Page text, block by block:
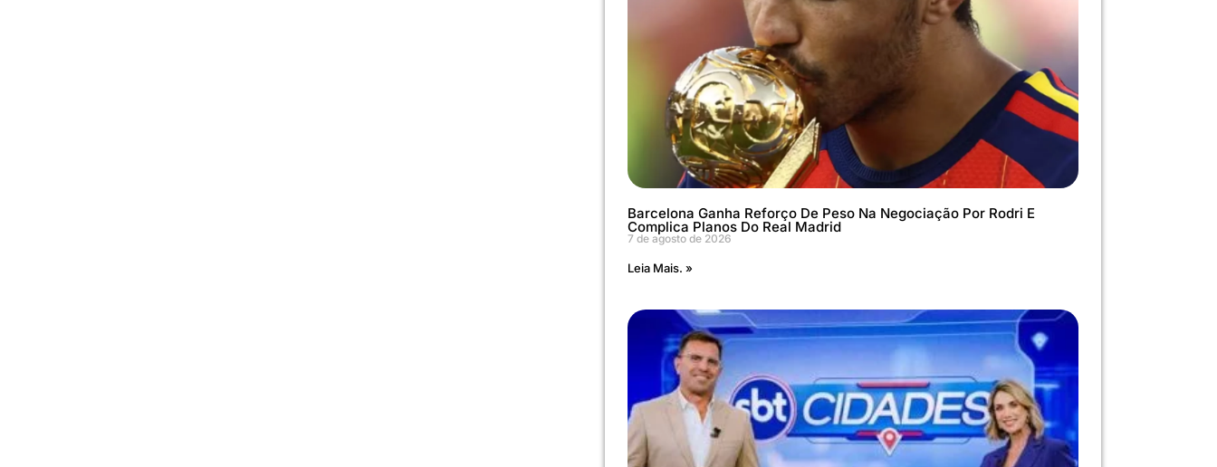
Barcelona Ganha Reforço De Peso Na Negociação Por Rodri E
Complica Planos Do Real Madrid
7 de agosto de 2026
Leia Mais. »